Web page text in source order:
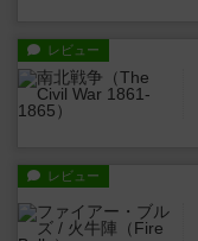
レビュー
レビュー